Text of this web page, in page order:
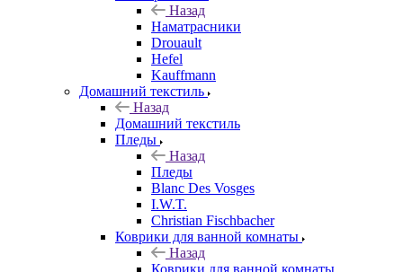
Назад
Наматрасники
Drouault
Hefel
Kauffmann
Домашний текстиль
Назад
Домашний текстиль
Пледы
Назад
Пледы
Blanc Des Vosges
I.W.T.
Christian Fischbacher
Коврики для ванной комнаты
Назад
Коврики для ванной комнаты